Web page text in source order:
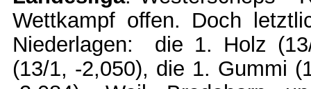
Wettkampf offen. Doch
Niederlagen: die 1. Holz
(13/1, -2,050), die 1. Gummi